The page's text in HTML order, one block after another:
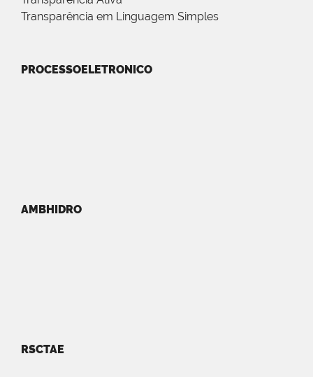
Transparência em Linguagem Simples
PROCESSOELETRONICO
AMBHIDRO
RSCTAE